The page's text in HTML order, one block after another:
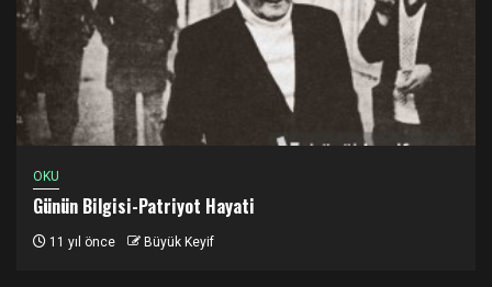
OKU
Günün Bilgisi-Patriyot Hayati
11 yıl önce Büyük Keyif